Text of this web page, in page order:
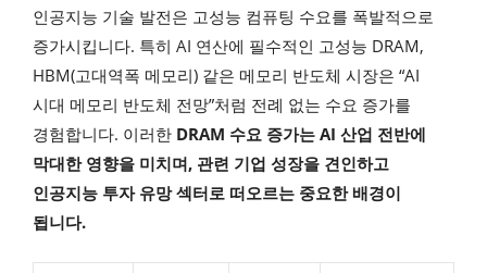
인공지능 기술 발전은 고성능 컴퓨팅 수요를 폭발적으로
증가시킵니다. 특히 AI 연산에 필수적인 고성능 DRAM,
HBM(고대역폭 메모리) 같은 메모리 반도체 시장은 “AI
시대 메모리 반도체 전망”처럼 전례 없는 수요 증가를
경험합니다. 이러한 DRAM 수요 증가는 AI 산업 전반에
막대한 영향을 미치며, 관련 기업 성장을 견인하고
인공지능 투자 유망 섹터로 떠오르는 중요한 배경이
됩니다.